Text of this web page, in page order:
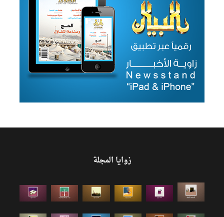
زوايا المجلة